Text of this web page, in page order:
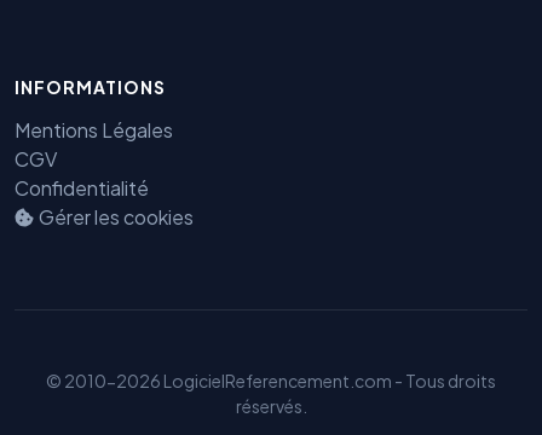
INFORMATIONS
Mentions Légales
CGV
Confidentialité
Gérer les cookies
© 2010-2026 LogicielReferencement.com - Tous droits
réservés.